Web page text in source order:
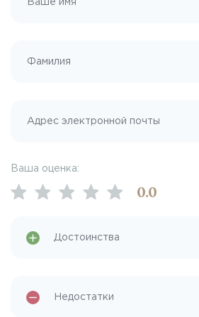
Ваша оценка:
0.0